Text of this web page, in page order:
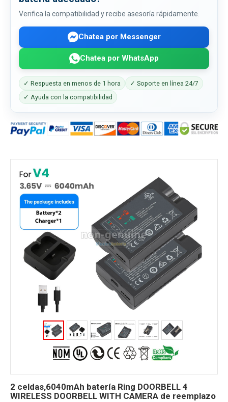
Verifica la compatibilidad y recibe asesoría rápidamente.
Chatea por Messenger
Chatea por WhatsApp
✓ Respuesta en menos de 1 hora
✓ Soporte en línea 24/7
✓ Ayuda con la compatibilidad
2 celdas,6040mAh batería Ring DOORBELL 4
WIRELESS DOORBELL WITH CAMERA de reemplazo